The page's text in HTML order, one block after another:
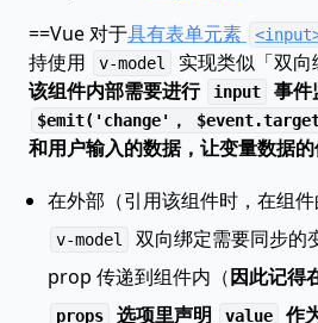
==Vue 对于具有表单元素
持使用
v-model 实现类似「双向
该组件内部需要进行
input 事件
$emit('change'，
和用户输入的数据，让变量数据
在外部（引用该组件时，在组
v-model
双向绑定需要同步的
prop 传递到组件内（因此记得
props 选项里声明 value 作